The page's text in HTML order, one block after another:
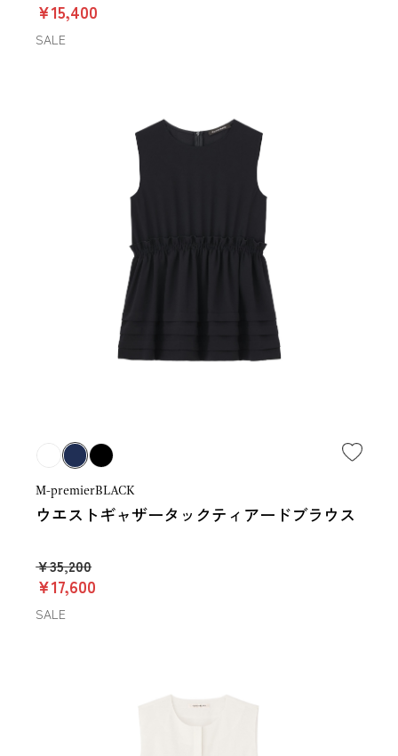
￥15,400
SALE
M-premierBLACK
ウエストギャザータックティアードブラウス
￥35,200
￥17,600
SALE